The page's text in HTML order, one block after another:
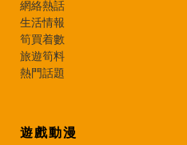
網絡熱話
生活情報
筍買着數
旅遊筍料
熱門話題
遊戲動漫